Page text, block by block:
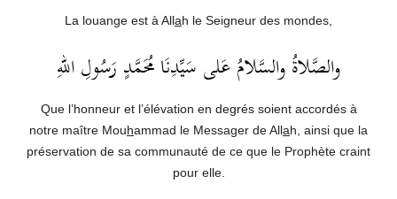
La louange est à Allah le Seigneur des mondes,
والصَّلاةُ والسَّلامُ عَلى سَيِّدِنَا مُحَمَّدٍ رَسُولِ اللهِ
Que l’honneur et l’élévation en degrés soient accordés à
notre maître Mouhammad le Messager de Allah, ainsi que la
préservation de sa communauté de ce que le Prophète craint
pour elle.